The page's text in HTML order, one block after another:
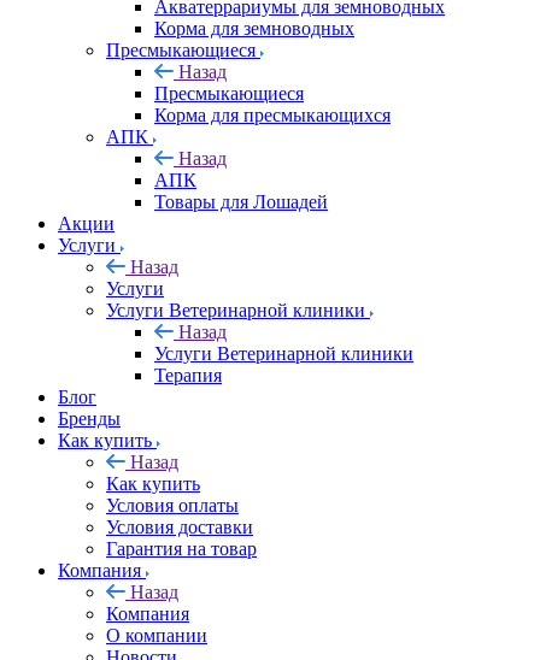
Акватеррариумы для земноводных
Корма для земноводных
Пресмыкающиеся
Назад
Пресмыкающиеся
Корма для пресмыкающихся
АПК
Назад
АПК
Товары для Лошадей
Акции
Услуги
Назад
Услуги
Услуги Ветеринарной клиники
Назад
Услуги Ветеринарной клиники
Терапия
Блог
Бренды
Как купить
Назад
Как купить
Условия оплаты
Условия доставки
Гарантия на товар
Компания
Назад
Компания
О компании